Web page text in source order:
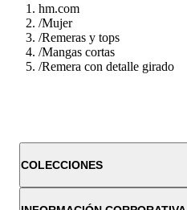
hm.com
/Mujer
/Remeras y tops
/Mangas cortas
/Remera con detalle girado
COLECCIONES